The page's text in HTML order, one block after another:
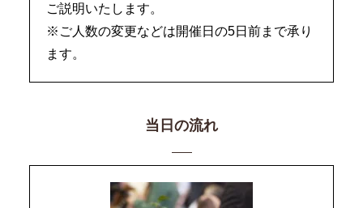
ご説明いたします。
※ご人数の変更などは開催日の5日前まで承り
ます。
当日の流れ